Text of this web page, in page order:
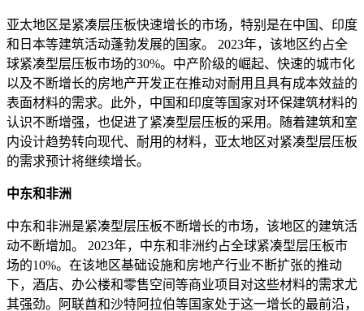
亚太地区是紧凑层压板快速增长的市场，特别是在中国、印度
和日本等建筑活动蓬勃发展的国家。 2023年，该地区约占全
球紧凑型层压板市场的30%。中产阶级的崛起、快速的城市化
以及不断增长的房地产开发正在推动对耐用且具有成本效益的
表面材料的需求。此外，中国和印度等国家对环保建筑材料的
认识不断增强，也促进了紧凑型层压板的采用。随着建筑和室
内设计趋势转向现代、耐用的材料，亚太地区对紧凑型层压板
的需求预计将继续增长。
中东和非洲
中东和非洲是紧凑型层压板不断增长的市场，该地区的建筑活
动不断增加。 2023年，中东和非洲约占全球紧凑型层压板市
场的10%。在该地区基础设施和房地产行业不断扩张的推动
下，酒店、办公楼和零售空间等商业项目对这些材料的需求尤
其强劲。阿联酋和沙特阿拉伯等国家处于这一增长的最前沿，